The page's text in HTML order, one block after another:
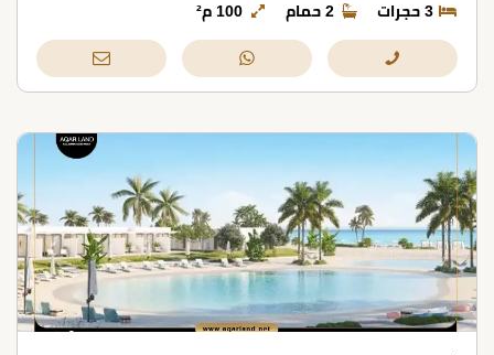
3 حجرات 2 حمام 100 م²